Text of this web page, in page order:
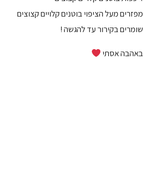
מפזרים מעל הציפוי בוטנים קלויים קצוצים
שומרים בקירור עד להגשה !
באהבה אסתי